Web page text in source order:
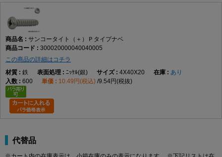
サンコータイト（＋）Ｐタイプナベ
300020000040040005
この商品の詳細はコチラ
鉄
ﾆｯｹﾙ(銀) 4X40X20
あり
600
10.49円(税込) 9.54円(税抜)
代替品